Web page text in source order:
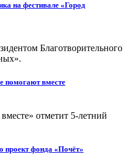
на фестивале «Город
Благотворительного
помогают вместе
отметит 5-летний
фонда «Почёт»